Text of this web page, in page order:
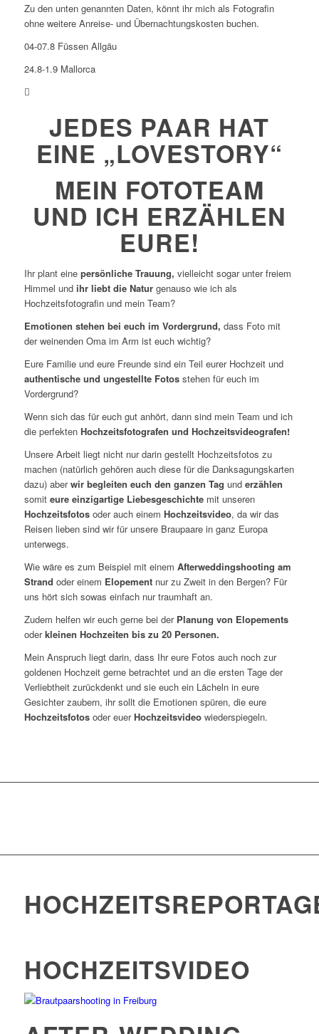
Zu den unten genannten Daten, könnt ihr mich als Fotografin
ohne weitere Anreise- und Übernachtungskosten buchen.
04-07.8 Füssen Allgäu
24.8-1.9 Mallorca
JEDES PAAR HAT
EINE „LOVESTORY“
MEIN FOTOTEAM
UND ICH ERZÄHLEN
EURE!
Ihr plant eine persönliche Trauung, vielleicht sogar unter freiem
Himmel und ihr liebt die Naturgenauso wie ich als
Hochzeitsfotografin und mein Team?
Emotionen stehen bei euch im Vordergrund, dass Foto mit
der weinenden Oma im Arm ist euch wichtig?
Eure Familie und eure Freunde sind ein Teil eurer Hochzeit und
authentische und ungestellte Fotosstehen für euch im
Vordergrund?
Wenn sich das für euch gut anhört, dann sind mein Team und ich
die perfekten Hochzeitsfotografen und Hochzeitsvideografen!
Unsere Arbeit liegt nicht nur darin gestellt Hochzeitsfotos zu
machen (natürlich gehören auch diese für die Danksagungskarten
dazu) aberwir begleiten euch den ganzen Tag und erzählen
somit eure einzigartige Liebesgeschichtemit unseren
Hochzeitsfotosoder auch einem Hochzeitsvideo, da wir das
Reisen lieben sind wir für unsere Braupaare in ganz Europa
unterwegs.
Wie wäre es zum Beispiel mit einem Afterweddingshooting am
Strand oder einem Elopementnur zu Zweit in den Bergen? Für
uns hört sich sowas einfach nur traumhaft an.
Zudem helfen wir euch gerne bei der Planung von Elopements
oderkleinen Hochzeiten bis zu 20 Personen.
Mein Anspruch liegt darin, dass Ihr eure Fotos auch noch zur
goldenen Hochzeit gerne betrachtet und an die ersten Tage der
Verliebtheit zurückdenkt und sie euch ein Lächeln in eure
Gesichter zaubern, ihr sollt die Emotionen spüren, die eure
Hochzeitsfotosoder euer Hochzeitsvideowiederspiegeln.
HOCHZEITSVIDEO